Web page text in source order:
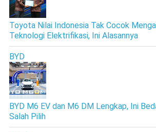
Toyota Nilai Indonesia Tak Cocok
Teknologi Elektrifikasi, Ini Alasannya
BYD
BYD M6 EV dan M6 DM Lengkap, Ini
Salah Pilih